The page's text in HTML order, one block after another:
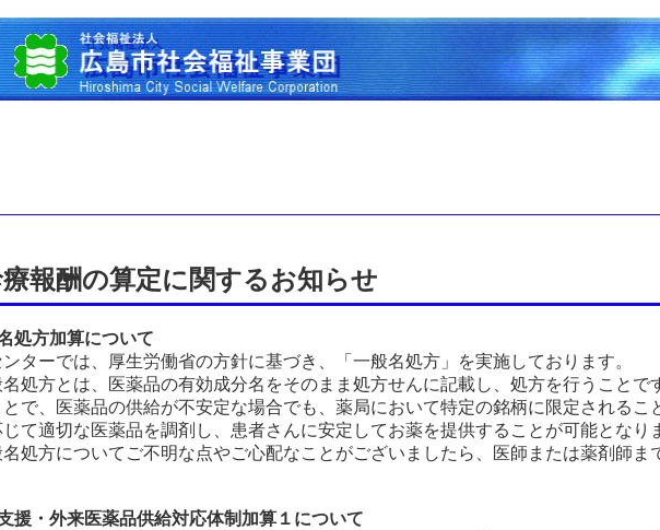
報酬の算定に関するお知らせ
処方加算について
ンターでは、厚生労働省の方針に基づき、「一般名処方」を実施しております。
名処方とは、医薬品の有効成分名をそのまま処方せんに記載し、処方を行うことで
で、医薬品の供給が不安定な場合でも、薬局において特定の銘柄に限定されるこ
て適切な医薬品を調剤し、患者さんに安定してお薬を提供することが可能となり
名処方についてご不明な点やご心配なことがございましたら、医師または薬剤師ま
援・外来医薬品供給対応体制加算１について